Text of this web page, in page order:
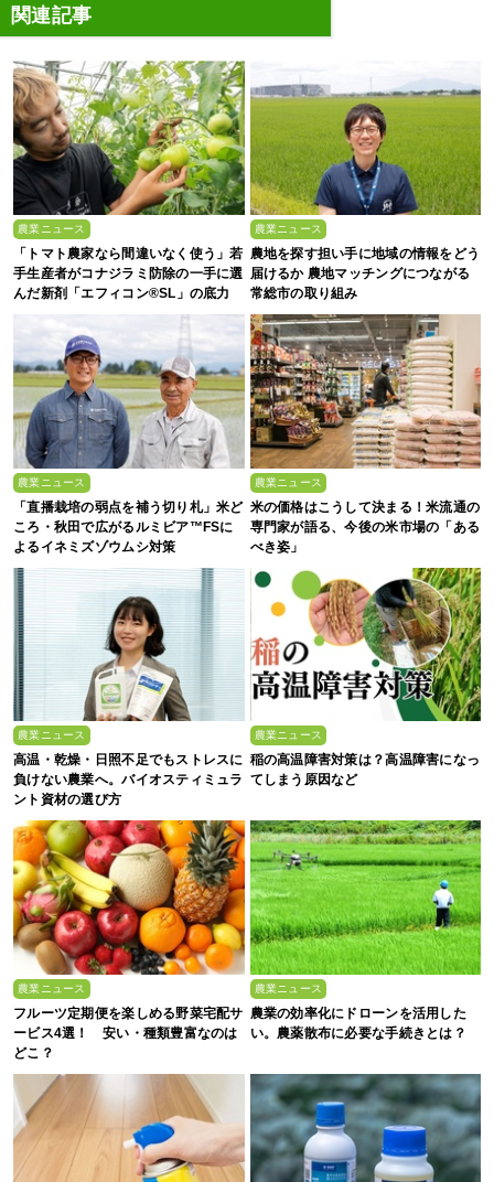
関連記事
農業ニュース
「トマト農家なら間違いなく使う」若
手生産者がコナジラミ防除の一手に選
んだ新剤「エフィコン®SL」の底力
農業ニュース
農地を探す担い手に地域の情報をどう
届けるか 農地マッチングにつながる
常総市の取り組み
農業ニュース
「直播栽培の弱点を補う切り札」米ど
ころ・秋田で広がるルミビア™FSに
よるイネミズゾウムシ対策
農業ニュース
米の価格はこうして決まる！米流通の
専門家が語る、今後の米市場の「ある
べき姿」
農業ニュース
高温・乾燥・日照不足でもストレスに
負けない農業へ。バイオスティミュラ
ント資材の選び方
農業ニュース
稲の高温障害対策は？高温障害になっ
てしまう原因など
農業ニュース
フルーツ定期便を楽しめる野菜宅配サ
ービス4選！ 安い・種類豊富なのは
どこ？
農業ニュース
農業の効率化にドローンを活用した
い。農薬散布に必要な手続きとは？